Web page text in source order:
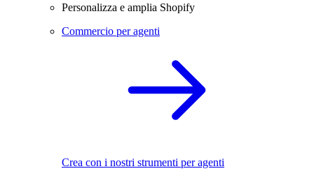
Personalizza e amplia Shopify
Commercio per agenti
Crea con i nostri strumenti per agenti